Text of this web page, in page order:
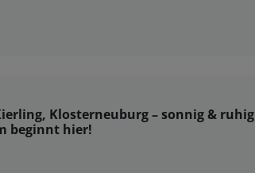
Klosterneuburg – sonnig & ruhig
beginnt hier!